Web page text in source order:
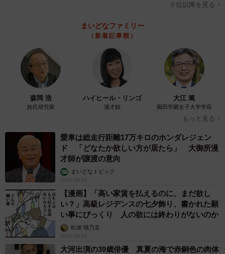
６位以降を見る
まいどなファミリー
（新着記事順）
森岡 浩
姓氏研究家
ハイヒール・リンゴ
漫才師
大江 篤
園田学園女子大学学長
もっと見る
愛車は総走行距離17万キロのホンダレジェン
ド 「どなたか欲しい方が居たら」 大御所漫
才師が譲渡の意向
まいどなトピック
2026.08.06
【漫画】「高い家賃を払えるのに、まだ欲し
い？」高級レジデンスの七夕飾り、書かれた願
い事にびっくり 人の欲には終わりがないのか
松波 穂乃圭
2026.08.06
大河出演の39歳俳優 真夏の海で赤銅色の肉体